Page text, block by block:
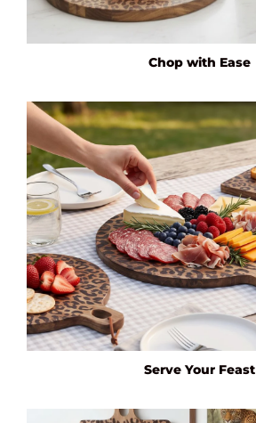
Chop with Ease
Serve Your Feast